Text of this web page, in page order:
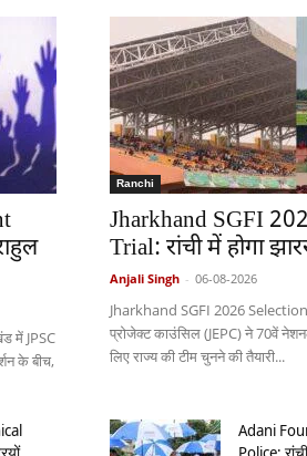
में JPSC
के बीच,
Ranchi
Jharkhand SGFI
Trial: रांची में होगा
Anjali Singh - 06-08-2026
Jharkhand SGFI 2026
प्रोजेक्ट काउंसिल (JEPC) ने 70वें
लिए राज्य की टीम चुनने की तैयारी...
Adani
Police: